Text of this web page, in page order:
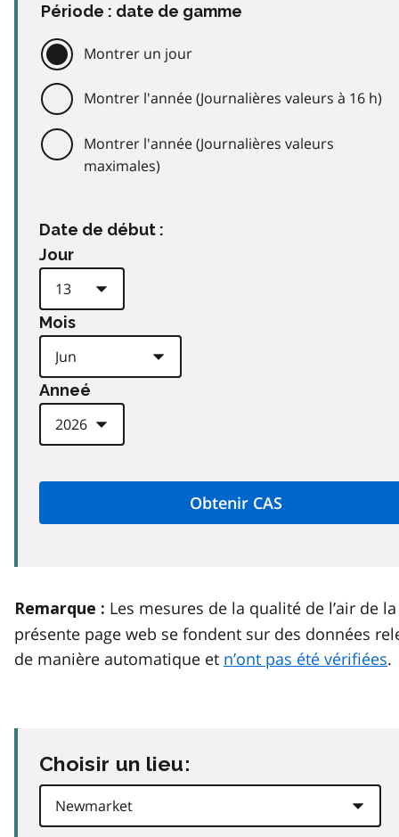
Période : date de gamme
Montrer un jour
Montrer l'année (Journalières valeurs à 16 h)
Montrer l'année (Journalières valeurs
maximales)
Date de début :
Jour
Mois
Anneé
Remarque : Les mesures de la qualité de l’air de la
présente page web se fondent sur des données
de manière automatique et n’ont pas été vérifiées.
Choisir un lieu: